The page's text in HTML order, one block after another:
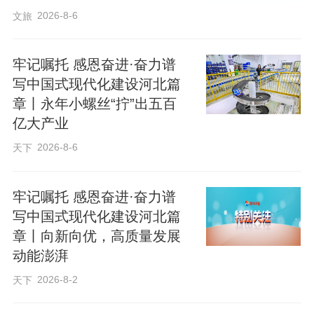
卷！”在武安市“一品一播”工作推进会上，
作为传统工业强市，武安的钢铁产业根基
深厚，但优质农产品却面临“酒香也怕巷子
深”的窘境。面对困局，武安市迅速成立由
市委书记、市长任双组长的领导小组，组
州等电商前沿阵地“取经”。白天马不停蹄看
点位，晚上挑灯夜战捋思路，硬是凭着“以
身作则必成”的决心，摸索出一条适合自己
的道路。
文旅 2026-8-6
牢记嘱托 感恩奋进·奋力谱
写中国式现代化建设河北篇
章丨永年小螺丝“拧”出五百
亿大产业
天下 2026-8-6
牢记嘱托 感恩奋进·奋力谱
写中国式现代化建设河北篇
章丨向新向优，高质量发展
动能澎湃
天下 2026-8-2